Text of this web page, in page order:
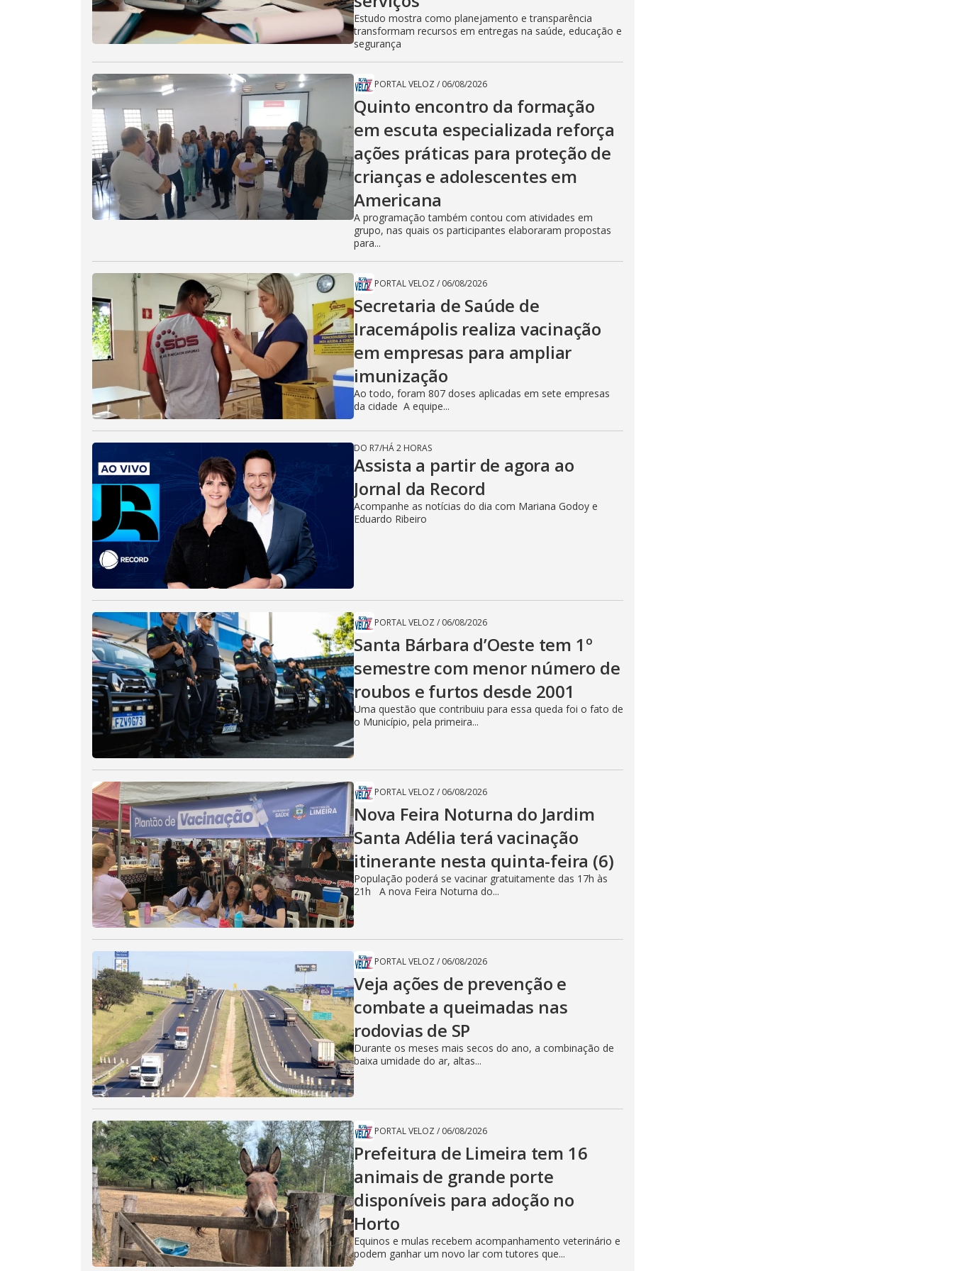
Estudo mostra como planejamento e transparência
transformam recursos em entregas na saúde, educação e
segurança
PORTAL VELOZ / 06/08/2026
Quinto encontro da formação
em escuta especializada reforça
ações práticas para proteção de
crianças e adolescentes em
Americana
A programação também contou com atividades em
grupo, nas quais os participantes elaboraram propostas
para...
PORTAL VELOZ / 06/08/2026
Secretaria de Saúde de
Iracemápolis realiza vacinação
em empresas para ampliar
imunização
Ao todo, foram 807 doses aplicadas em sete empresas
da cidade A equipe...
DO R7/HÁ 2 HORAS
Assista a partir de agora ao
Jornal da Record
Acompanhe as notícias do dia com Mariana Godoy e
Eduardo Ribeiro
PORTAL VELOZ / 06/08/2026
Santa Bárbara d’Oeste tem 1º
semestre com menor número de
roubos e furtos desde 2001
Uma questão que contribuiu para essa queda foi o fato de
o Município, pela primeira...
PORTAL VELOZ / 06/08/2026
Nova Feira Noturna do Jardim
Santa Adélia terá vacinação
itinerante nesta quinta-feira (6)
População poderá se vacinar gratuitamente das 17h às
21h A nova Feira Noturna do...
PORTAL VELOZ / 06/08/2026
Veja ações de prevenção e
combate a queimadas nas
rodovias de SP
Durante os meses mais secos do ano, a combinação de
baixa umidade do ar, altas...
PORTAL VELOZ / 06/08/2026
Prefeitura de Limeira tem 16
animais de grande porte
disponíveis para adoção no
Horto
Equinos e mulas recebem acompanhamento veterinário e
podem ganhar um novo lar com tutores que...